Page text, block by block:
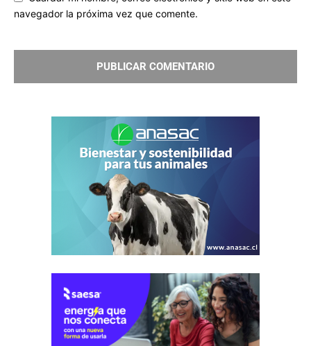
navegador la próxima vez que comente.